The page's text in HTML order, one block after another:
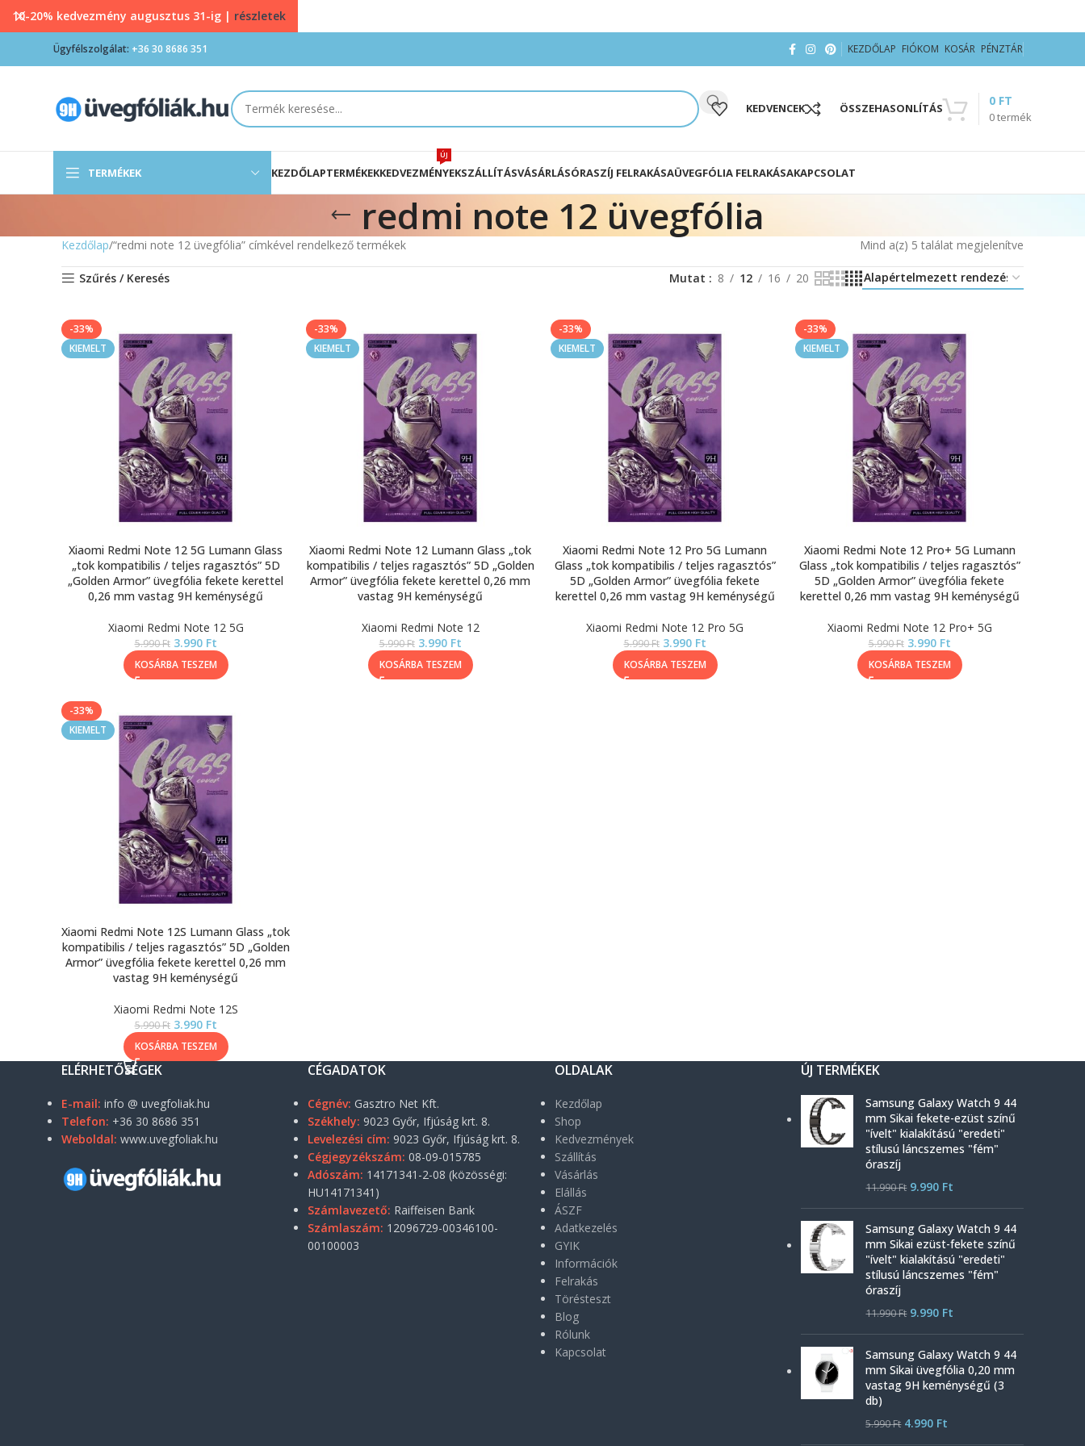
Ügyfélszolgálat: +36 30 8686 351 KEZDŐLAP FIÓKOM KOSÁR PÉNZTÁR
KEDVENCEK ÖSSZEHASONLÍTÁS
0termék
0 FT
TERMÉKEK KEZDŐLAPTERMÉKEKKEDVEZMÉNYEK
ÚJ
SZÁLLÍTÁSVÁSÁRLÁSÓRASZÍJ FELRAKÁSAÜVEGFÓLIA FELRAKÁSAKAPCSOLAT
redmi note 12 üvegfólia
Kezdőlap “redmi note 12 üvegfólia” címkével rendelkező termékek Mind a(z) 5 találat megjelenítve
Szűrés / Keresés Mutat 8 12 16 20
-33%
KIEMELT
Xiaomi Redmi Note 12 5G Lumann Glass
„tok kompatibilis / teljes ragasztós” 5D
„Golden Armor” üvegfólia fekete kerettel
0,26 mm vastag 9H keménységű
Xiaomi Redmi Note 12 5G
5.990Ft 3.990 Ft
KOSÁRBA TESZEM
-33%
KIEMELT
Xiaomi Redmi Note 12 Lumann Glass „tok
kompatibilis / teljes ragasztós” 5D „Golden
Armor” üvegfólia fekete kerettel 0,26 mm
vastag 9H keménységű
Xiaomi Redmi Note 12
5.990Ft 3.990 Ft
KOSÁRBA TESZEM
-33%
KIEMELT
Xiaomi Redmi Note 12 Pro 5G Lumann
Glass „tok kompatibilis / teljes ragasztós”
5D „Golden Armor” üvegfólia fekete
kerettel 0,26 mm vastag 9H keménységű
Xiaomi Redmi Note 12 Pro 5G
5.990Ft 3.990 Ft
KOSÁRBA TESZEM
-33%
KIEMELT
Xiaomi Redmi Note 12 Pro+ 5G Lumann
Glass „tok kompatibilis / teljes ragasztós”
5D „Golden Armor” üvegfólia fekete
kerettel 0,26 mm vastag 9H keménységű
Xiaomi Redmi Note 12 Pro+ 5G
5.990Ft 3.990 Ft
KOSÁRBA TESZEM
-33%
KIEMELT
Xiaomi Redmi Note 12S Lumann Glass „tok
kompatibilis / teljes ragasztós” 5D „Golden
Armor” üvegfólia fekete kerettel 0,26 mm
vastag 9H keménységű
Xiaomi Redmi Note 12S
5.990Ft 3.990 Ft
KOSÁRBA TESZEM
ELÉRHETŐSÉGEK
E-mail: info @ uvegfoliak.hu
Telefon: +36 30 8686 351
Weboldal: www.uvegfoliak.hu
CÉGADATOK
Cégnév: Gasztro Net Kft.
Székhely: 9023 Győr, Ifjúság krt. 8.
Levelezési cím: 9023 Győr, Ifjúság krt. 8.
Cégjegyzékszám: 08-09-015785
Adószám: 14171341-2-08 (közösségi:
HU14171341)
Számlavezető: Raiffeisen Bank
Számlaszám: 12096729-00346100-
00100003
OLDALAK
Kezdőlap
Shop
Kedvezmények
Szállítás
Vásárlás
Elállás
ÁSZF
Adatkezelés
GYIK
Információk
Felrakás
Törésteszt
Blog
Rólunk
Kapcsolat
ÚJ TERMÉKEK
Samsung Galaxy Watch 9 44
mm Sikai fekete-ezüst színű
"ívelt" kialakítású "eredeti"
stílusú láncszemes "fém"
óraszíj
11.990Ft 9.990 Ft
Samsung Galaxy Watch 9 44
mm Sikai ezüst-fekete színű
"ívelt" kialakítású "eredeti"
stílusú láncszemes "fém"
óraszíj
11.990Ft 9.990 Ft
Samsung Galaxy Watch 9 44
mm Sikai üvegfólia 0,20 mm
vastag 9H keménységű (3
db)
5.990Ft 4.990 Ft
10-20% kedvezmény augusztus 31-ig | részletek